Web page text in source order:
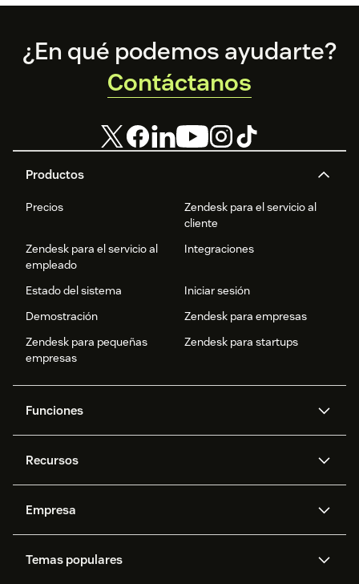
Footer
Productos
Precios
Zendesk para el servicio al
cliente
Zendesk para el servicio al
empleado
Integraciones
Estado del sistema
Iniciar sesión
Demostración
Zendesk para empresas
Zendesk para pequeñas
empresas
Zendesk para startups
Funciones
IA de Zendesk
datos avanzadas
Gestión de tickets
Voz
Foros de la comunidad
Recursos
API y programadores
Historias de clientes
Empresa
Ofertas de empleo
Temas populares
¿En qué podemos ayudarte?
Contáctanos